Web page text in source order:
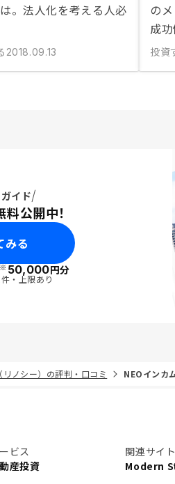
。法人化を考える人必
2018.09.13
の
成
投資
イド
公開中！
みる
※50,000円分
・上限あり
リノシー）の評判・口コミ NEOインカ
ビス
産投資
関連サイト
Modern